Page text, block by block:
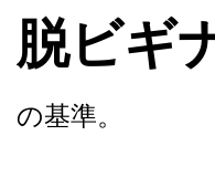
脱ビギ
の基準。